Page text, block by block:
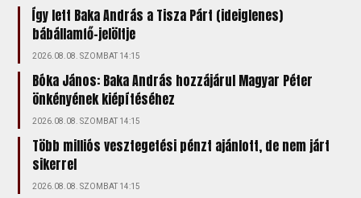
Így lett Baka András a Tisza Párt (ideiglenes)
bábállamfő-jelöltje
2026.08.08. SZOMBAT 14:15
Bóka János: Baka András hozzájárul Magyar Péter
önkényének kiépítéséhez
2026.08.08. SZOMBAT 14:15
Több milliós vesztegetési pénzt ajánlott, de nem járt
sikerrel
2026.08.08. SZOMBAT 14:15